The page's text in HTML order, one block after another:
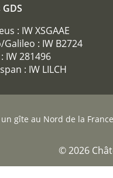
: IW XSGAAE
: IW B2724
IW 281496
: IW LILCH
gîte au Nord de la France
© 2026